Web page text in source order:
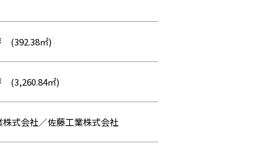
(392.38㎡)
(3,260.84㎡)
株式会社／佐藤工業株式会社